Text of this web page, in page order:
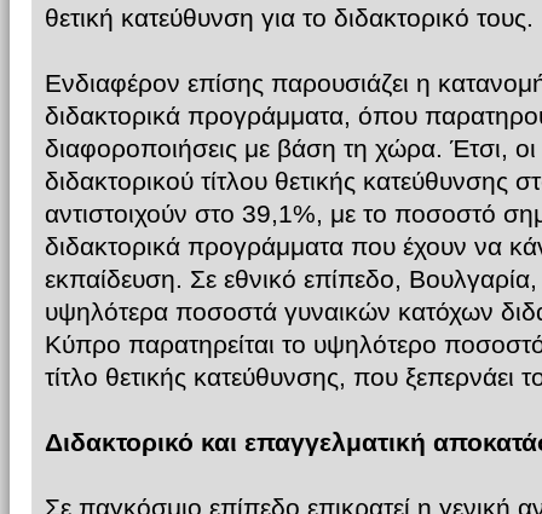
θετική κατεύθυνση για το διδακτορικό τους.
Ενδιαφέρον επίσης παρουσιάζει η
διδακτορικά προγράμματα, όπου
διαφοροποιήσεις με βάση τη χώρα. Έτσι, οι
διδακτορικού τίτλου θετικής κατεύθυνσης
αντιστοιχούν στο 39,1%, με το ποσοστό
διδακτορικά προγράμματα που έχουν να
εκπαίδευση. Σε εθνικό επίπεδο,
υψηλότερα ποσοστά γυναικών κατόχων
Κύπρο παρατηρείται το υψηλότερο
τίτλο θετικής κατεύθυνσης, που ξεπερνάει
Διδακτορικό και επαγγελματική
Σε παγκόσμιο επίπεδο επικρατεί η γενική